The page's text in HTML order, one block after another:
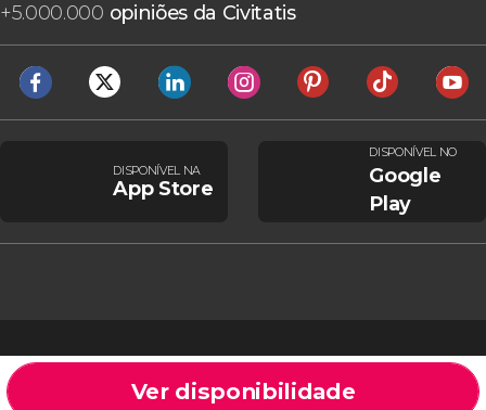
Ver disponibilidade
+5.000.000 opiniões da Civitatis
DISPONÍVEL NA
App Store
DISPONÍVEL NO
Google
Play
Condições gerais Aviso legal Política de privacidade